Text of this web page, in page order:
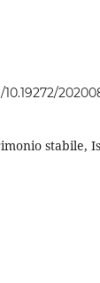
stabile,